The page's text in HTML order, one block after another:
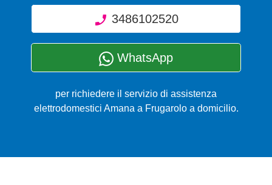
3486102520
WhatsApp
per richiedere il servizio di assistenza
elettrodomestici Amana a Frugarolo a domicilio.